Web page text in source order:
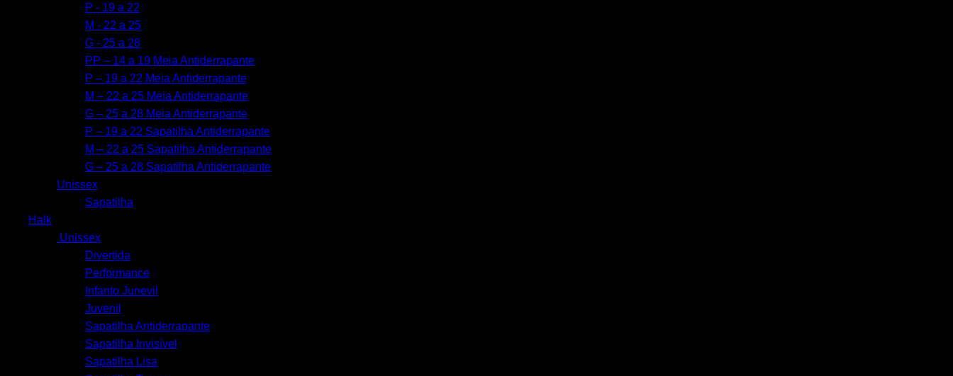
P - 19 a 22
M - 22 a 25
G - 25 a 28
PP – 14 a 19 Meia Antiderrapante
P – 19 a 22 Meia Antiderrapante
M – 22 a 25 Meia Antiderrapante
G – 25 a 28 Meia Antiderrapante
P – 19 a 22 Sapatilha Antiderrapante
M – 22 a 25 Sapatilha Antiderrapante
G – 25 a 28 Sapatilha Antiderrapante
Unissex
Sapatilha
Halk
Unissex
Divertida
Performance
Infanto Junevil
Juvenil
Sapatilha Antiderrapante
Sapatilha Invisível
Sapatilha Lisa